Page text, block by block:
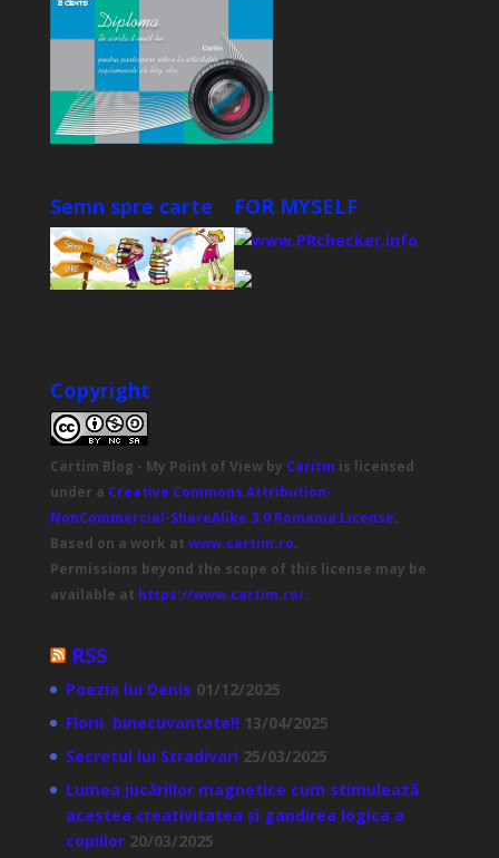
Semn spre carte FOR MYSELF
Copyright
Cartim Blog - My Point of Viewby Caritm is licensed
under a Creative Commons Attribution-
NonCommercial-ShareAlike 3.0 Romania License.
Based on a work at www.cartim.ro.
Permissions beyond the scope of this license may be
available at https://www.cartim.ro/.
RSS
Poezia lui Denis 01/12/2025
Florii binecuvantate!! 13/04/2025
Secretul lui Stradivari 25/03/2025
Lumea jucăriilor magnetice cum stimulează
acestea creativitatea și gandirea logica a
copiilor 20/03/2025